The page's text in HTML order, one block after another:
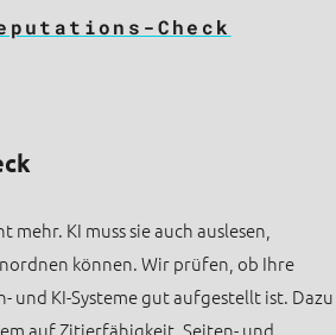
Check
KI muss sie auch auslesen,
können. Wir prüfen, ob Ihre
und KI-Systeme gut aufgestellt ist. Dazu
auf Zitierfähigkeit, Seiten- und